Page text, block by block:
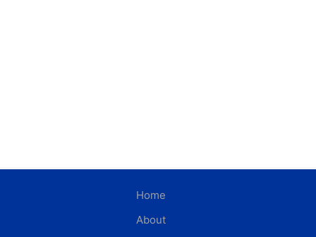
Home
About